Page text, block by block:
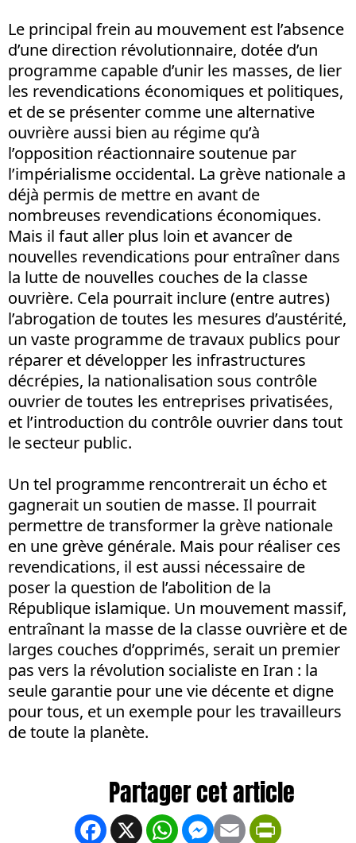
Le principal frein au mouvement est l’absence
d’une direction révolutionnaire, dotée d’un
programme capable d’unir les masses, de lier
les revendications économiques et politiques,
et de se présenter comme une alternative
ouvrière aussi bien au régime qu’à
l’opposition réactionnaire soutenue par
l’impérialisme occidental. La grève nationale a
déjà permis de mettre en avant de
nombreuses revendications économiques.
Mais il faut aller plus loin et avancer de
nouvelles revendications pour entraîner dans
la lutte de nouvelles couches de la classe
ouvrière. Cela pourrait inclure (entre autres)
l’abrogation de toutes les mesures d’austérité,
un vaste programme de travaux publics pour
réparer et développer les infrastructures
décrépies, la nationalisation sous contrôle
ouvrier de toutes les entreprises privatisées,
et l’introduction du contrôle ouvrier dans tout
le secteur public.
Un tel programme rencontrerait un écho et
gagnerait un soutien de masse. Il pourrait
permettre de transformer la grève nationale
en une grève générale. Mais pour réaliser ces
revendications, il est aussi nécessaire de
poser la question de l’abolition de la
République islamique. Un mouvement massif,
entraînant la masse de la classe ouvrière et de
larges couches d’opprimés, serait un premier
pas vers la révolution socialiste en Iran : la
seule garantie pour une vie décente et digne
pour tous, et un exemple pour les travailleurs
de toute la planète.
Facebook
X WhatsApp
Messenger
Email